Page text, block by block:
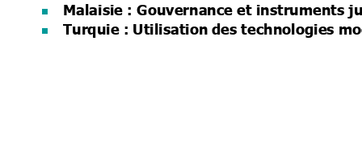
Malaisie : Gouvernance et instruments
Turquie : Utilisation des techno logies